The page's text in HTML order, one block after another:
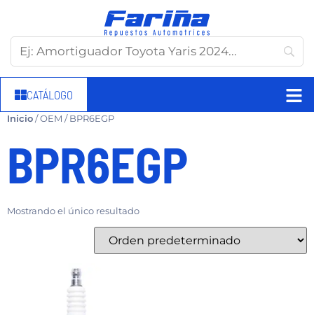
CATÁLOGO
Inicio/ OEM / BPR6EGP
BPR6EGP
Mostrando el único resultado